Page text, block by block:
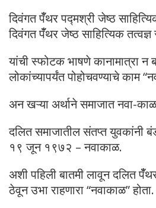
दिवंगत पँँथर पद्मश्री जेष्ठ
दिवंगत पँँथर जेष्ठ साहित्यिक तत्वज्ञ
यांची स्फोटक भाषणे कानामात्रा न
लोकांच्यापर्यंत पोहोचवण्याचे काम
अन खऱ्या अर्थाने समाजात नवा-
दलित समाजातील संतप्त युवकांनी
१९ जून १९७२ – नवाकाळ.
अशी पहिली बातमी लावून दलित
ठेवून उभा राहणारा “नवाकाळ” होता.